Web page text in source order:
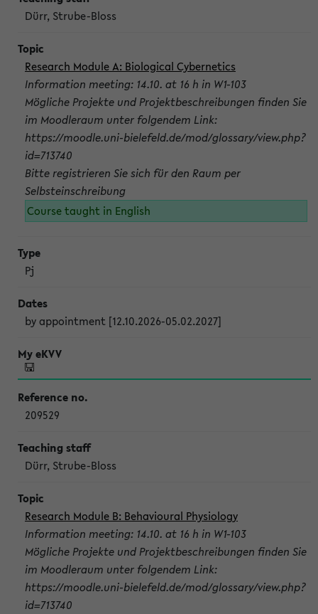
Dürr, Strube-Bloss
Research Module A: Biological Cybernetics
Information meeting: 14.10. at 16 h in W1-103
Mögliche Projekte und Projektbeschreibungen finden Sie
im Moodleraum unter folgendem Link:
https://moodle.uni-bielefeld.de/mod/glossary/view.php?
id=713740
Bitte registrieren Sie sich für den Raum per
Selbsteinschreibung
Course taught in English
Pj
by appointment [12.10.2026-05.02.2027]
209529
Dürr, Strube-Bloss
Research Module B: Behavioural Physiology
Information meeting: 14.10. at 16 h in W1-103
Mögliche Projekte und Projektbeschreibungen finden Sie
im Moodleraum unter folgendem Link:
https://moodle.uni-bielefeld.de/mod/glossary/view.php?
id=713740